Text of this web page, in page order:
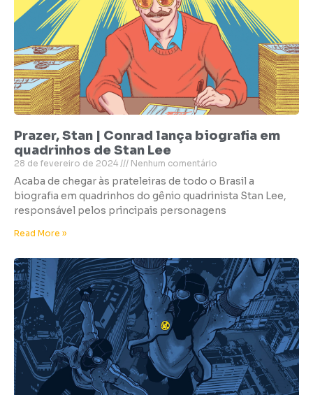
Prazer, Stan | Conrad lança biografia em
quadrinhos de Stan Lee
28 de fevereiro de 2024 Nenhum comentário
Acaba de chegar às prateleiras de todo o Brasil a
biografia em quadrinhos do gênio quadrinista Stan Lee,
responsável pelos principais personagens
Read More »